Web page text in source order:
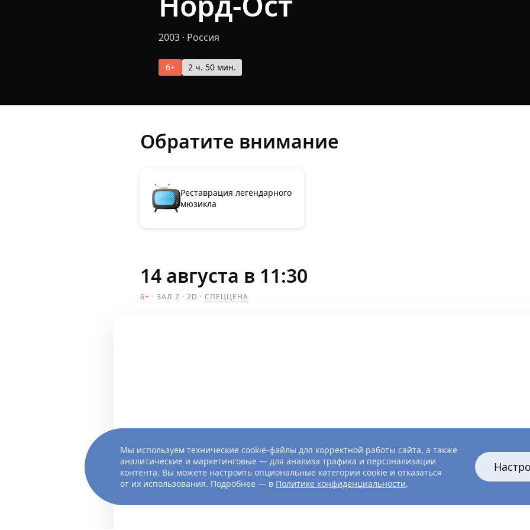
2003 · Россия
6+ 2 ч. 50 мин.
Обратите внимание
Реставрация легендарного
мюзикла
14 августа в 11:30
6+ ЗАЛ 2 2D СПЕЦЦЕНА
Мы используем технические cookie-файлы для корректной работы сайта, а также
аналитические и маркетинговые — для анализа трафика и персонализации
контента. Вы можете настроить опциональные категории cookie и отказаться
от их использования. Подробнее — в Политике конфиденциальности.